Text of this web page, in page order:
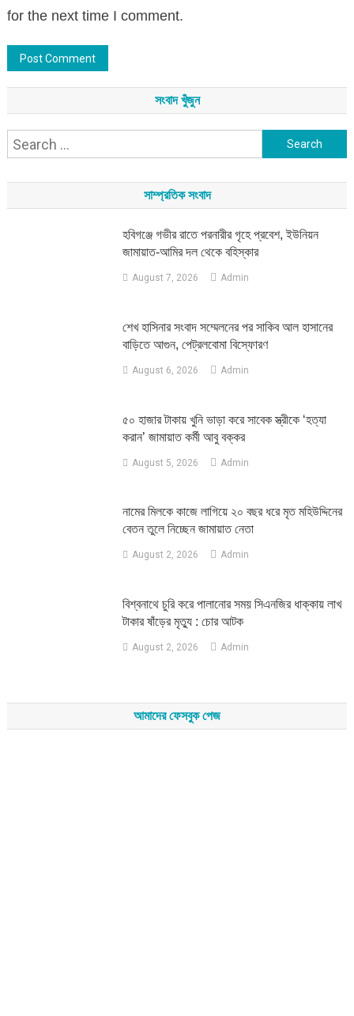
for the next time I comment.
সংবাদ খুঁজুন
Search
সাম্প্রতিক সংবাদ
হবিগঞ্জে গভীর রাতে পরনারীর গৃহে প্রবেশ, ইউনিয়ন
জামায়াত-আমির দল থেকে বহিস্কার
August 7, 2026 Admin
শেখ হাসিনার সংবাদ সম্মেলনের পর সাকিব আল হাসানের
বাড়িতে আগুন, পেট্রলবোমা বিস্ফোরণ
August 6, 2026 Admin
৫০ হাজার টাকায় খুনি ভাড়া করে সাবেক স্ত্রীকে ‘হত্যা
করান’ জামায়াত কর্মী আবু বক্কর
August 5, 2026 Admin
নামের মিলকে কাজে লাগিয়ে ২০ বছর ধরে মৃত মহিউদ্দিনের
বেতন তুলে নিচ্ছেন জামায়াত নেতা
August 2, 2026 Admin
‎বিশ্বনাথে চুরি করে পালানোর সময় সিএনজির ধাক্কায় লাখ
টাকার ষাঁড়ের মৃত্যু : চোর আটক
August 2, 2026 Admin
আমাদের ফেসবুক পেজ